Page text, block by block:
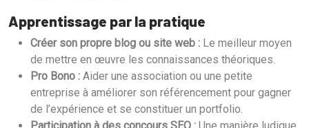
Apprentissage par la pratique
Créer son propre blog ou site web : Le meilleur moyen
de mettre en œuvre les connaissances théoriques.
Pro Bono : Aider une association ou une petite
entreprise à améliorer son référencement pour gagner
de l’expérience et se constituer un portfolio.
Participation à des concours SEO : Une manière ludique